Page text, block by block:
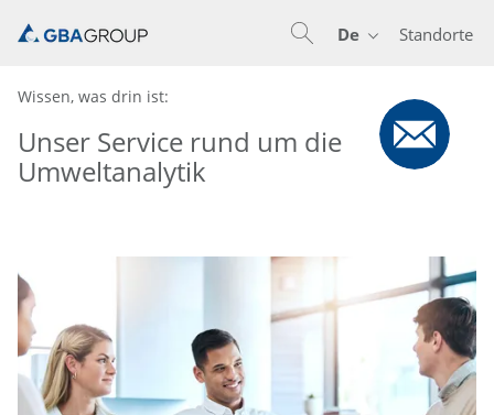
Standorte
De
Wissen, was drin ist:
Unser Service rund um die
Umweltanalytik